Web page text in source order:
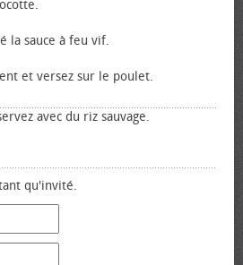
la sauce à feu vif.
et versez sur le poulet.
avec du riz sauvage.
qu'invité.